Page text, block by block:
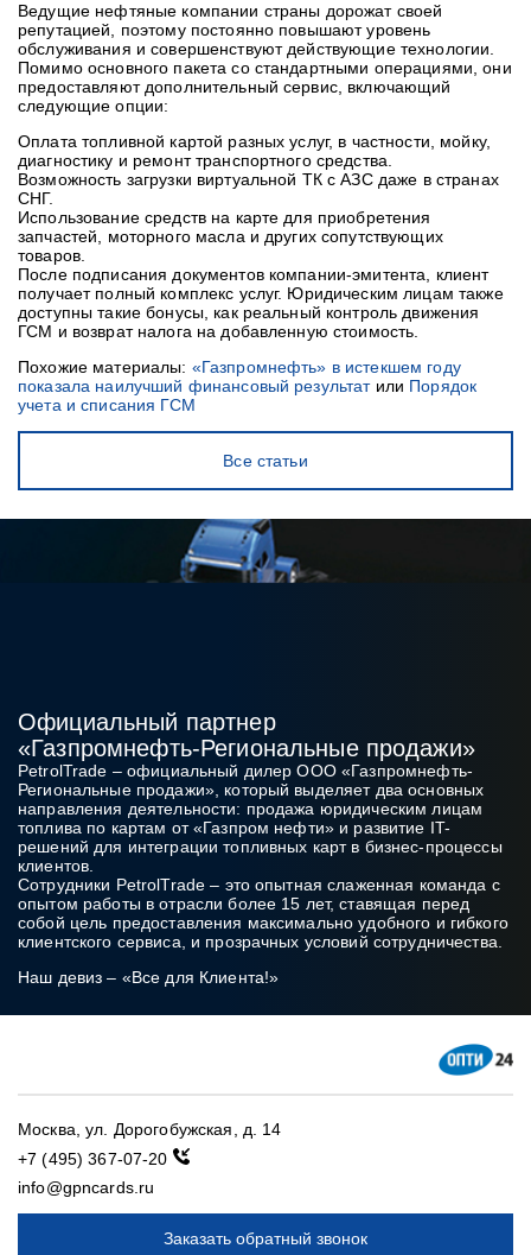
Ведущие нефтяные компании страны дорожат своей
репутацией, поэтому постоянно повышают уровень
обслуживания и совершенствуют действующие технологии.
Помимо основного пакета со стандартными операциями, они
предоставляют дополнительный сервис, включающий
следующие опции:
Оплата топливной картой разных услуг, в частности, мойку,
диагностику и ремонт транспортного средства.
Возможность загрузки виртуальной ТК с АЗС даже в странах
СНГ.
Использование средств на карте для приобретения
запчастей, моторного масла и других сопутствующих
товаров.
После подписания документов компании-эмитента, клиент
получает полный комплекс услуг. Юридическим лицам также
доступны такие бонусы, как реальный контроль движения
ГСМ и возврат налога на добавленную стоимость.
Похожие материалы: «Газпромнефть» в истекшем году
показала наилучший финансовый результатили Порядок
учета и списания ГСМ
Все статьи
Официальный партнер
«Газпромнефть‑Региональные продажи»
PetrolTrade – официальный дилер ООО «Газпромнефть-
Региональные продажи», который выделяет два основных
направления деятельности: продажа юридическим лицам
топлива по картам от «Газпром нефти» и развитие IT-
решений для интеграции топливных карт в бизнес‑процессы
клиентов.
Сотрудники PetrolTrade – это опытная слаженная команда с
опытом работы в отрасли более 15 лет, ставящая перед
собой цель предоставления максимально удобного и гибкого
клиентского сервиса, и прозрачных условий сотрудничества.
Наш девиз – «Все для Клиента!»
Москва, ул. Дорогобужская, д. 14
+7 (495) 367-07-20
info@gpncards.ru
Заказать обратный звонок